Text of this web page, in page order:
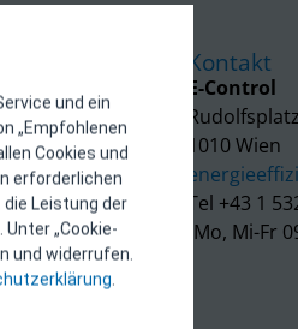
und ein
„Empfohlenen
Cookies und
erforderlichen
Leistung der
„Cookie-
und widerrufen.
.
Kontakt
E-Control
1010 Wien
Tel +43 1
(Mo, Mi-Fr